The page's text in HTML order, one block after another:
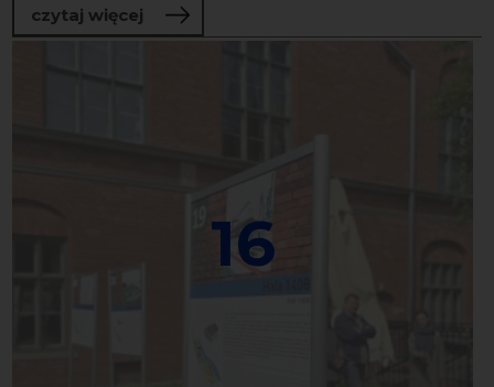
czytaj więcej o „Magiczny las” Międzynarodowa
16